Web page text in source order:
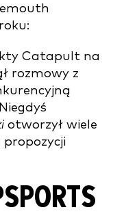
Catapult na
rozmowy z
otworzył wiele
propozycji